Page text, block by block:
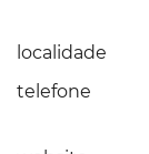
localidade
telefone